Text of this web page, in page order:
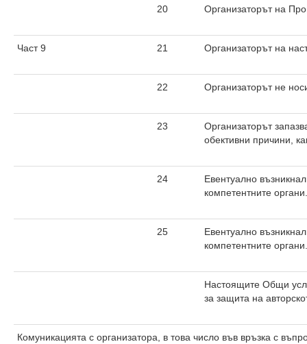
20 Организаторът на
Част 9 21 Организаторът на
22 Организаторът не
23
Организаторът
обективни причини,
24
Евентуално
компетентните органи.
25
Евентуално
компетентните органи.
Настоящите Общи
за защита на
Комуникацията с организатора, в това число във връзка с